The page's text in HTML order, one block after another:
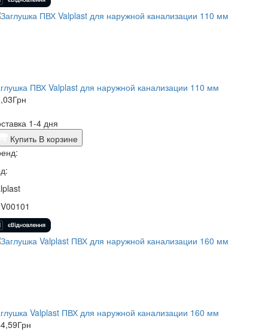
ПВХ Valplast для наружной канализации 110 мм
Грн
1-4 дня
Купить В корзине
Valplast ПВХ для наружной канализации 160 мм
Грн